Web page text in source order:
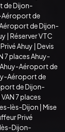
de Dijon-
Aéroport de
de Dijon-
| Réserver VTC
Ahuy | Devis
7 places Ahuy-
Ahuy-Aéroport de
Aéroport de
de Dijon-
VAN 7 places
lès-Dijon | Mise
Privé
Dijon-